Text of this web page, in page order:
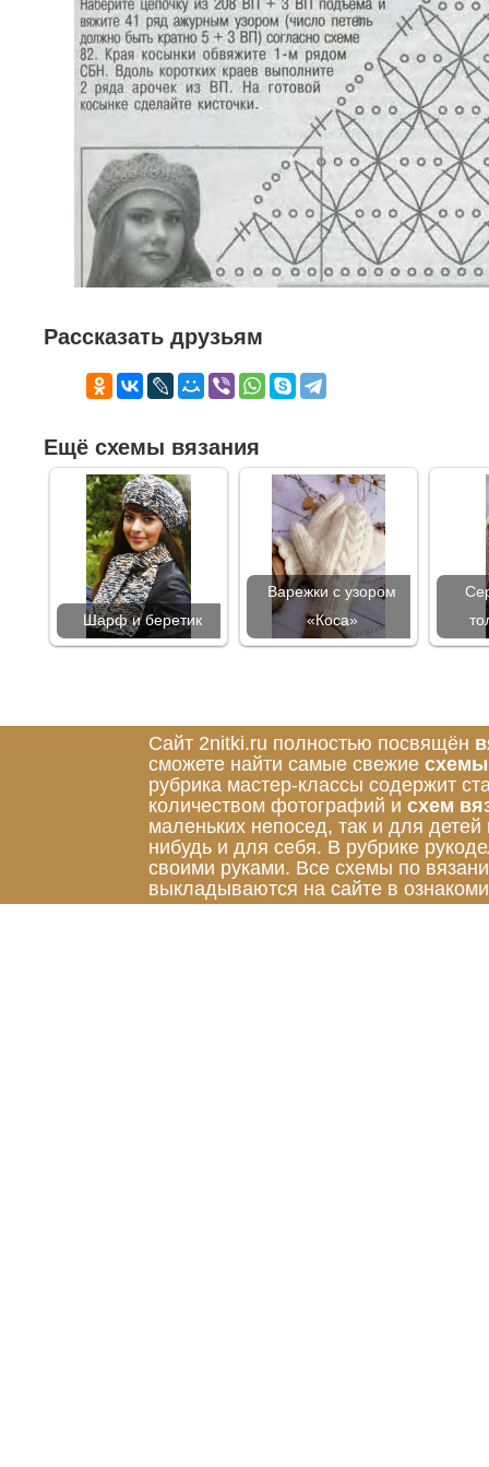
Рассказать друзьям
Ещё схемы вязания
Шарф и беретик
Варежки с узором
«Коса»
Сайт 2nitki.ru полностью посвящён
сможете найти самые свежие схемы
рубрика мастер-классы содержит
количеством фотографий и схем
маленьких непосед, так и для
нибудь и для себя. В рубрике
своими руками. Все схемы по
выкладываются на сайте в